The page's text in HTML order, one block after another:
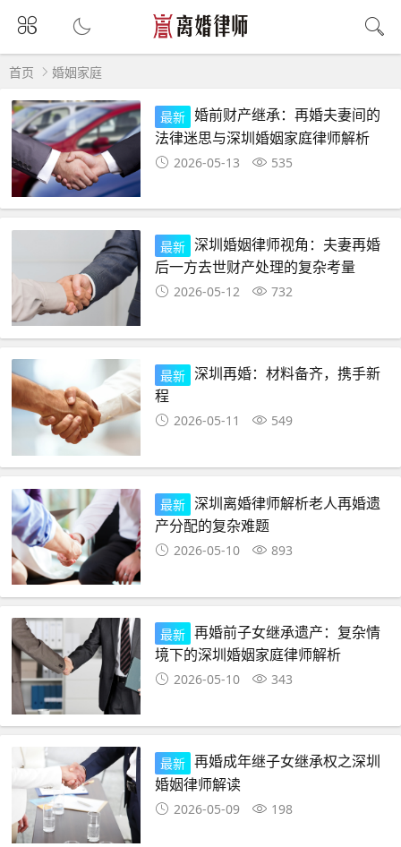
首页 婚姻家庭
最新 婚前财产继承：再婚夫妻间的
法律迷思与深圳婚姻家庭律师解析
2026-05-13 535
最新 深圳婚姻律师视角：夫妻再婚
后一方去世财产处理的复杂考量
2026-05-12 732
最新 深圳再婚：材料备齐，携手新
程
2026-05-11 549
最新 深圳离婚律师解析老人再婚遗
产分配的复杂难题
2026-05-10 893
最新 再婚前子女继承遗产：复杂情
境下的深圳婚姻家庭律师解析
2026-05-10 343
最新 再婚成年继子女继承权之深圳
婚姻律师解读
2026-05-09 198